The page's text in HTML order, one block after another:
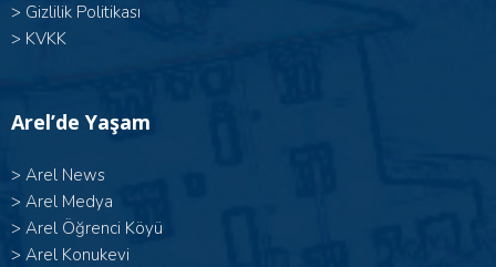
> Gizlilik Politikası
> KVKK
Arel’de Yaşam
> Arel News
> Arel Medya
> Arel Öğrenci Köyü
> Arel Konukevi